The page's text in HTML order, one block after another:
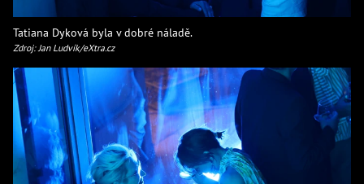
Tatiana Dyková byla v dobré náladě.
Zdroj: Jan Ludvík/eXtra.cz